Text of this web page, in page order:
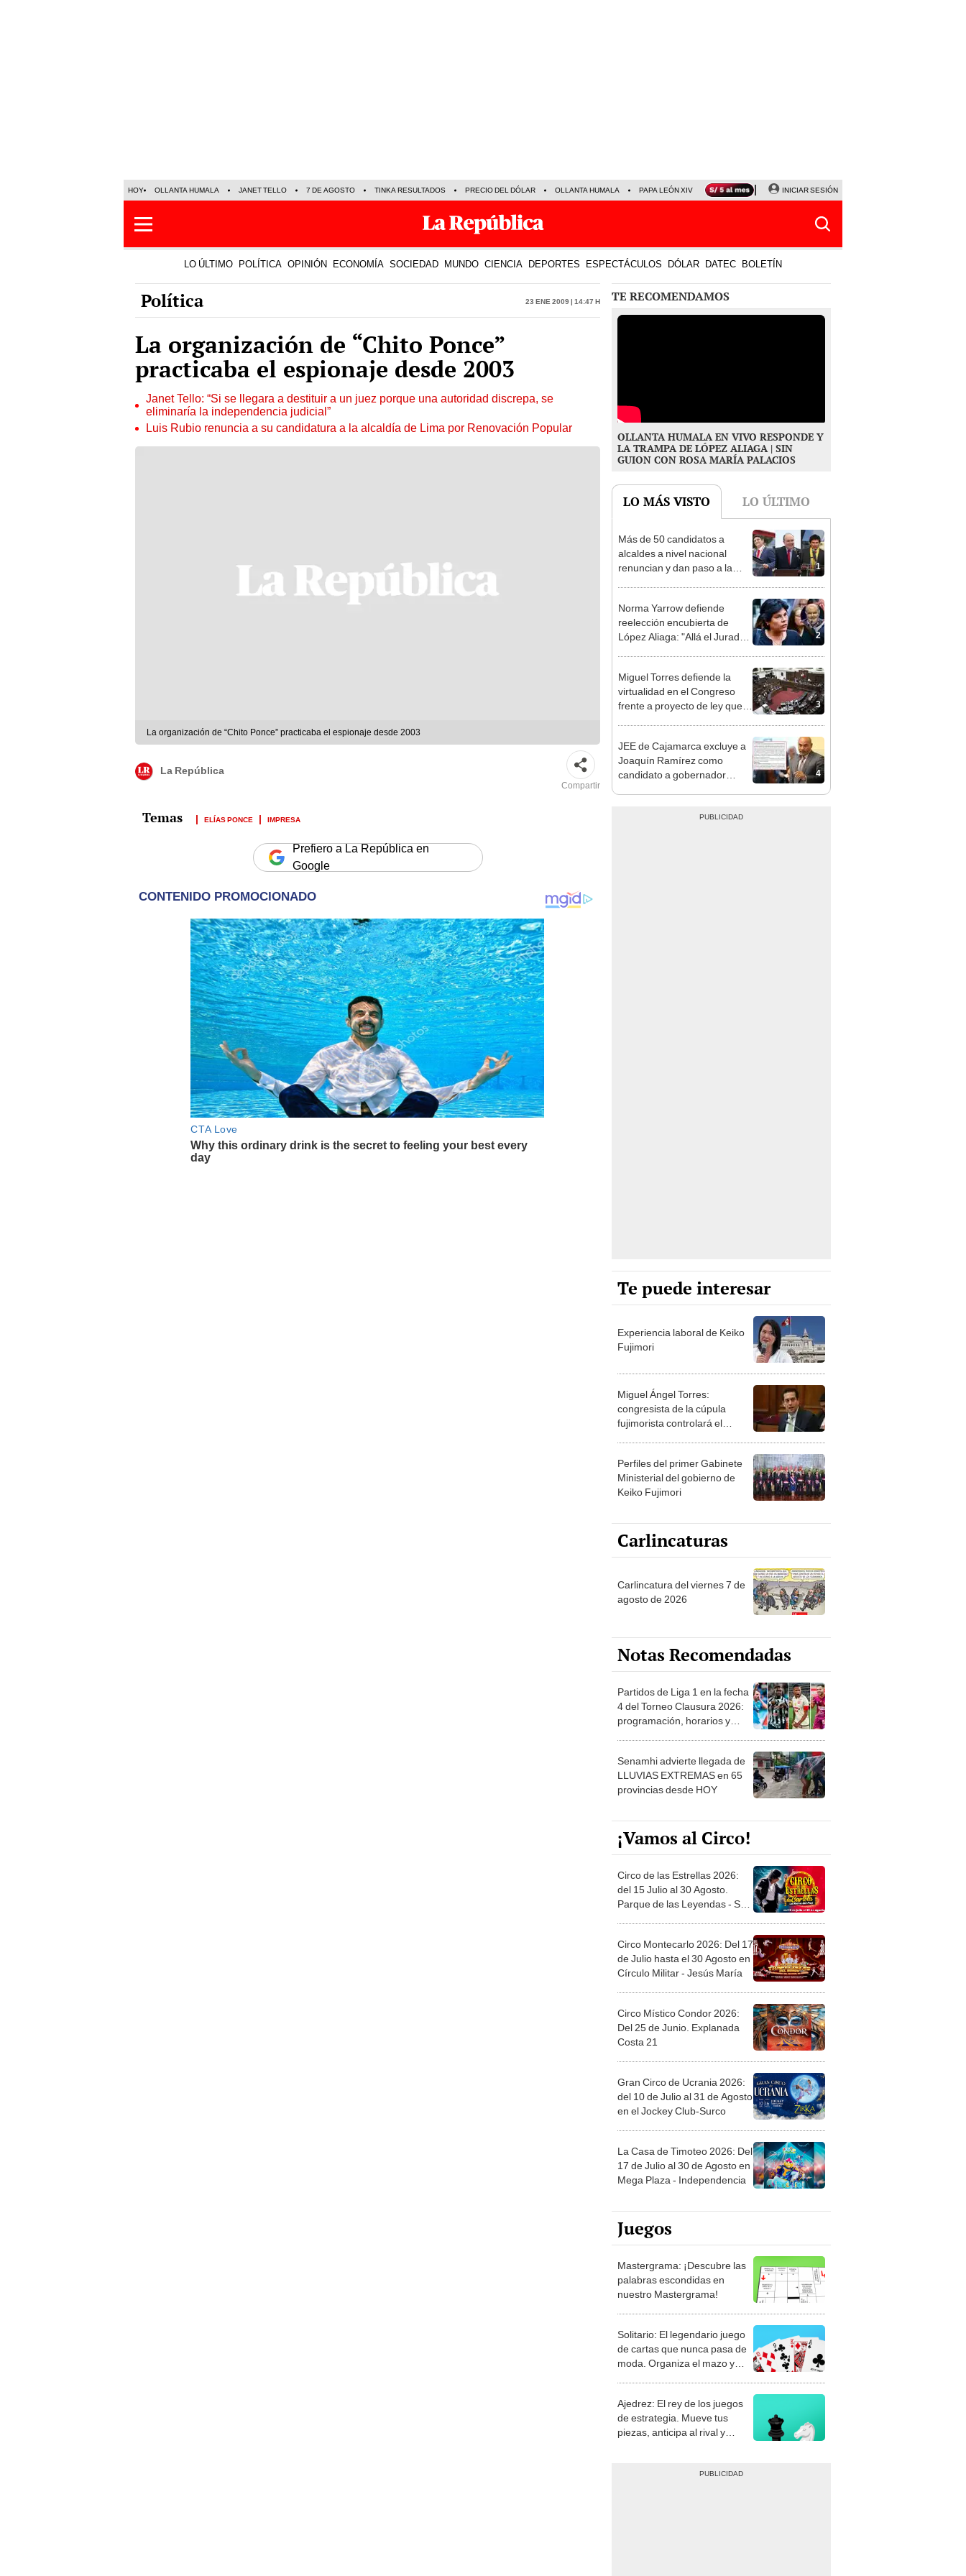
HOY OLLANTA HUMALA JANET TELLO 7 DE AGOSTO TINKA RESULTADOS PRECIO DEL DÓLAR OLLANTA HUMALA PAPA LEÓN XIV NALDY SALDAÑA LA BELLA LUZ
INICIAR SESIÓN
LO ÚLTIMO POLÍTICA OPINIÓN ECONOMÍA SOCIEDAD MUNDO CIENCIA DEPORTES ESPECTÁCULOS DÓLAR DATEC BOLETÍN
Política 23 Ene 2009 | 14:47 h
La organización de “Chito Ponce”
practicaba el espionaje desde 2003
Janet Tello: “Si se llegara a destituir a un juez porque una autoridad discrepa, se
eliminaría la independencia judicial”
Luis Rubio renuncia a su candidatura a la alcaldía de Lima por Renovación Popular
La organización de “Chito Ponce” practicaba el espionaje desde 2003
La República
Compartir
ELÍAS PONCE IMPRESA
Prefiero a La República en
Google
TE RECOMENDAMOS
OLLANTA HUMALA EN VIVO RESPONDE Y
LA TRAMPA DE LÓPEZ ALIAGA | SIN
GUION CON ROSA MARÍA PALACIOS
LO MÁS VISTO LO ÚLTIMO
1
Más de 50 candidatos a
alcaldes a nivel nacional
renuncian y dan paso a la
2
Norma Yarrow defiende
reelección encubierta de
López Aliaga: "Allá el Jurado
3
Miguel Torres defiende la
virtualidad en el Congreso
frente a proyecto de ley que
4
JEE de Cajamarca excluye a
Joaquín Ramírez como
candidato a gobernador
Te puede interesar
Experiencia laboral de Keiko
Fujimori
Miguel Ángel Torres:
congresista de la cúpula
fujimorista controlará el
Perfiles del primer Gabinete
Ministerial del gobierno de
Keiko Fujimori
Carlincaturas
Carlincatura del viernes 7 de
agosto de 2026
Notas Recomendadas
Partidos de Liga 1 en la fecha
4 del Torneo Clausura 2026:
programación, horarios y
Senamhi advierte llegada de
LLUVIAS EXTREMAS en 65
provincias desde HOY
¡Vamos al Circo!
Circo de las Estrellas 2026:
del 15 Julio al 30 Agosto.
Parque de las Leyendas - San
Circo Montecarlo 2026: Del 17
de Julio hasta el 30 Agosto en
Círculo Militar - Jesús María
Circo Místico Condor 2026:
Del 25 de Junio. Explanada
Costa 21
Gran Circo de Ucrania 2026:
del 10 de Julio al 31 de Agosto
en el Jockey Club-Surco
La Casa de Timoteo 2026: Del
17 de Julio al 30 de Agosto en
Mega Plaza - Independencia
Juegos
Mastergrama: ¡Descubre las
palabras escondidas en
nuestro Mastergrama!
Solitario: El legendario juego
de cartas que nunca pasa de
moda. Organiza el mazo y
Ajedrez: El rey de los juegos
de estrategia. Mueve tus
piezas, anticipa al rival y